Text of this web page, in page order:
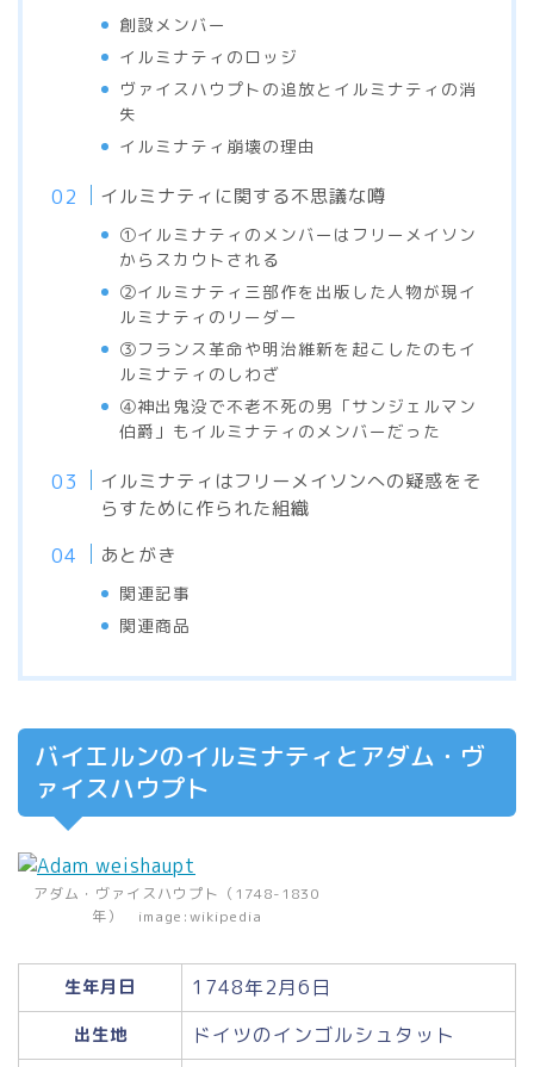
創設メンバー
イルミナティのロッジ
ヴァイスハウプトの追放とイルミナティの消
失
イルミナティ崩壊の理由
イルミナティに関する不思議な噂
①イルミナティのメンバーはフリーメイソン
からスカウトされる
②イルミナティ三部作を出版した人物が現イ
ルミナティのリーダー
③フランス革命や明治維新を起こしたのもイ
ルミナティのしわざ
④神出鬼没で不老不死の男「サンジェルマン
伯爵」もイルミナティのメンバーだった
イルミナティはフリーメイソンへの疑惑をそ
らすために作られた組織
あとがき
関連記事
関連商品
バイエルンのイルミナティとアダム・ヴ
ァイスハウプト
アダム・ヴァイスハウプト（1748-1830
年） image:wikipedia
生年月日 1748年2月6日
出生地 ドイツのインゴルシュタット